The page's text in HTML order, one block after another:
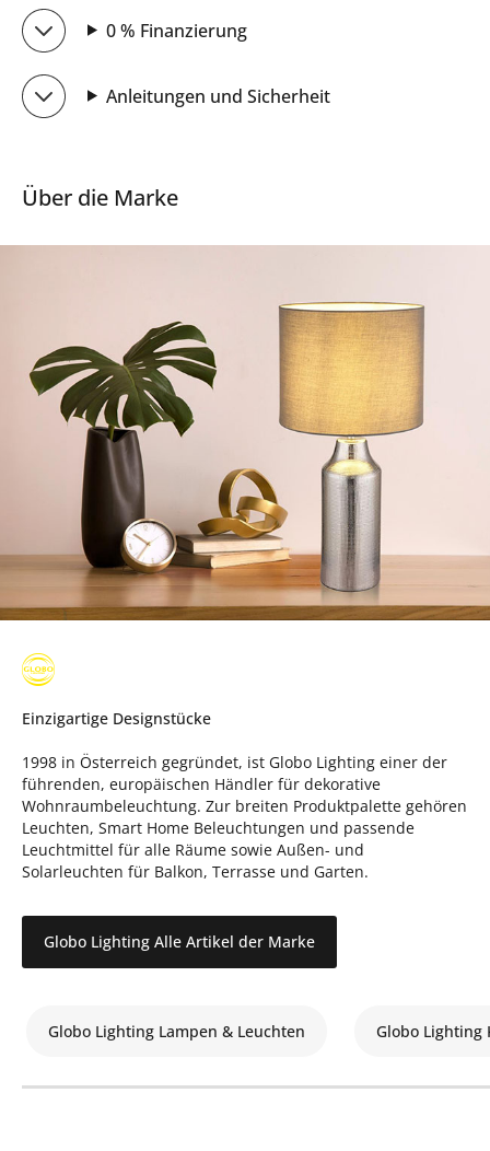
0 % Finanzierung
Anleitungen und Sicherheit
Über die Marke
Einzigartige Designstücke
1998 in Österreich gegründet, ist Globo Lighting einer der
führenden, europäischen Händler für dekorative
Wohnraumbeleuchtung. Zur breiten Produktpalette gehören
Leuchten, Smart Home Beleuchtungen und passende
Leuchtmittel für alle Räume sowie Außen- und
Solarleuchten für Balkon, Terrasse und Garten.
Globo Lighting Alle Artikel der Marke
Globo Lighting Lampen & Leuchten Globo Lighting